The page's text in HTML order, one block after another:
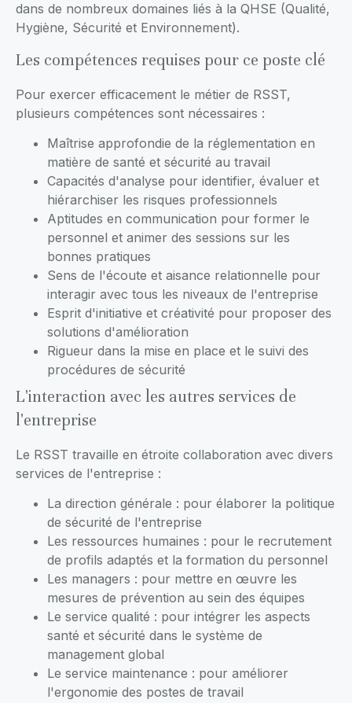
dans de nombreux domaines liés à la QHSE (Qualité,
Hygiène, Sécurité et Environnement).
Les compétences requises pour ce poste clé
Pour exercer efficacement le métier de RSST,
plusieurs compétences sont nécessaires :
Maîtrise approfondie de la réglementation en
matière de santé et sécurité au travail
Capacités d'analyse pour identifier, évaluer et
hiérarchiser les risques professionnels
Aptitudes en communication pour former le
personnel et animer des sessions sur les
bonnes pratiques
Sens de l'écoute et aisance relationnelle pour
interagir avec tous les niveaux de l'entreprise
Esprit d'initiative et créativité pour proposer des
solutions d'amélioration
Rigueur dans la mise en place et le suivi des
procédures de sécurité
L'interaction avec les autres services de
l'entreprise
Le RSST travaille en étroite collaboration avec divers
services de l'entreprise :
La direction générale : pour élaborer la politique
de sécurité de l'entreprise
Les ressources humaines : pour le recrutement
de profils adaptés et la formation du personnel
Les managers : pour mettre en œuvre les
mesures de prévention au sein des équipes
Le service qualité : pour intégrer les aspects
santé et sécurité dans le système de
management global
Le service maintenance : pour améliorer
l'ergonomie des postes de travail